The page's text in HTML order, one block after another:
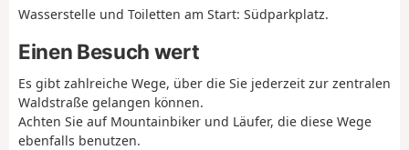
Wasserstelle und Toiletten am Start: Südparkplatz.
Einen Besuch wert
Es gibt zahlreiche Wege, über die Sie jederzeit zur zentralen
Waldstraße gelangen können.
Achten Sie auf Mountainbiker und Läufer, die diese Wege
ebenfalls benutzen.